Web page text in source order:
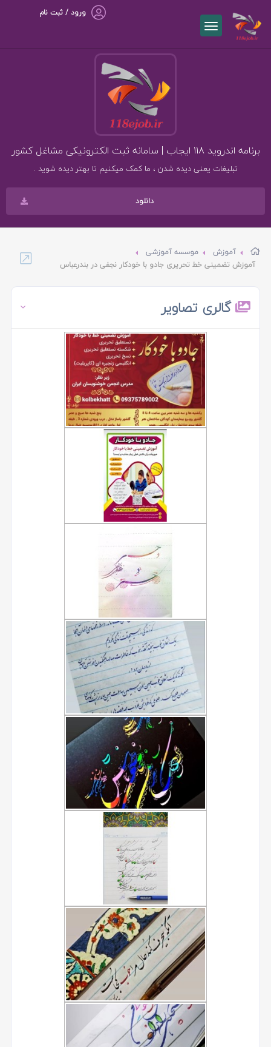
ورود / ثبت نام
برنامه اندروید 118 ایجاب | سامانه ثبت الکترونیکی مشاغل کشور
تبلیغات یعنی دیده شدن ، ما کمک میکنیم تا بهتر دیده شوید .
دانلود
آموزش
موسسه آموزشی
آموزش تضمینی خط تحریری جادو با خودکار نجفی در بندرعباس
گالری تصاویر